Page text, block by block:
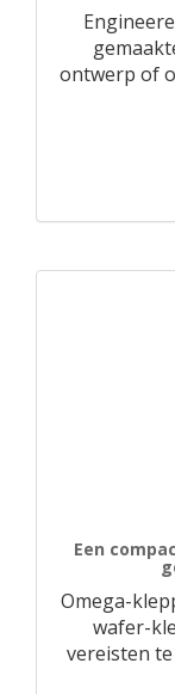
ontwerp of
Een
Omega-
wafer-
vereisten